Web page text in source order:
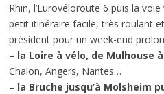
Rhin, l’Eurovéloroute 6 puis la
petit itinéraire facile, très roulant
président pour un week-end
– la Loire à vélo, de Mulhouse
Chalon, Angers, Nantes…
– la Bruche jusqu’à Molsheim